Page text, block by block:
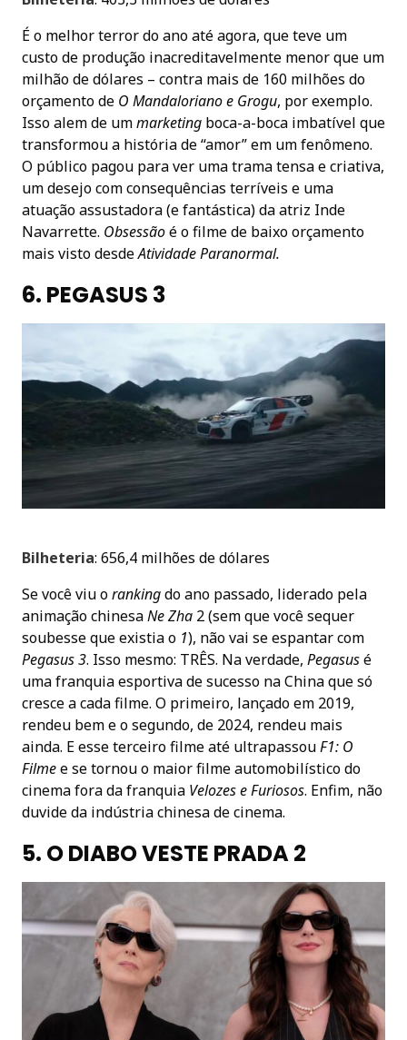
É o melhor terror do ano até agora, que teve um
custo de produção inacreditavelmente menor que um
milhão de dólares – contra mais de 160 milhões do
orçamento de O Mandaloriano e Grogu, por exemplo.
Isso alem de ummarketing boca-a-boca imbatível que
transformou a história de “amor” em um fenômeno.
O público pagou para ver uma trama tensa e criativa,
um desejo com consequências terríveis e uma
atuação assustadora (e fantástica) da atriz Inde
Navarrette. Obsessãoé o filme de baixo orçamento
mais visto desdeAtividade Paranormal.
6. PEGASUS 3
Bilheteria: 656,4 milhões de dólares
Se você viu orankingdo ano passado, liderado pela
animação chinesaNe Zha 2 (sem que você sequer
soubesse que existia o 1), não vai se espantar com
Pegasus 3. Isso mesmo: TRÊS. Na verdade, Pegasusé
uma franquia esportiva de sucesso na China que só
cresce a cada filme. O primeiro, lançado em 2019,
rendeu bem e o segundo, de 2024, rendeu mais
ainda. E esse terceiro filme até ultrapassouF1: O
Filmee se tornou o maior filme automobilístico do
cinema fora da franquia Velozes e Furiosos. Enfim, não
duvide da indústria chinesa de cinema.
5. O DIABO VESTE PRADA 2